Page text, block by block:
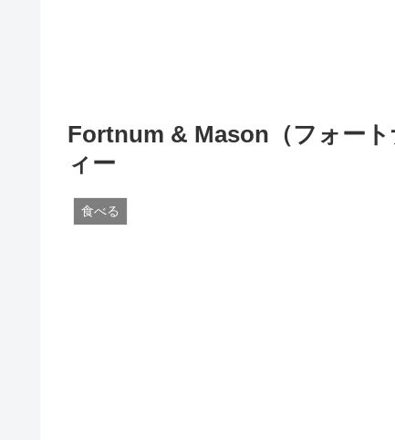
Fortnum & Mason（フォー
ィー
食べる